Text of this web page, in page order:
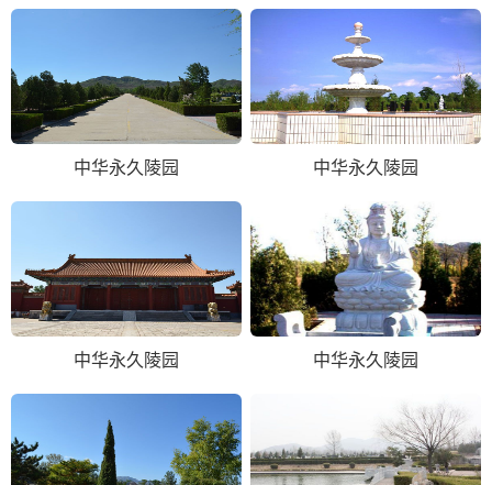
中华永久陵园 中华永久陵园
中华永久陵园 中华永久陵园